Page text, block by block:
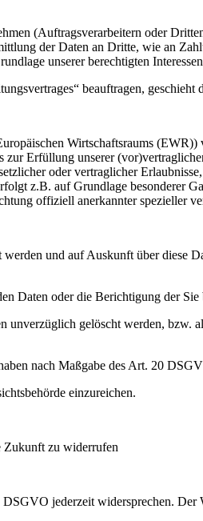
(Auftragsverarbeitern oder
der Daten an Dritte, wie an
unserer berechtigten
beauftragen,
Wirtschaftsraums
Erfüllung unserer
oder vertraglicher
z.B. auf Grundlage besonderer
offiziell anerkannter spezieller
und auf Auskunft über
Daten oder die Berichtigung der
unverzüglich gelöscht werden,
nach Maßgabe des Art. 20
einzureichen.
Zukunft zu widerrufen
jederzeit widersprechen.